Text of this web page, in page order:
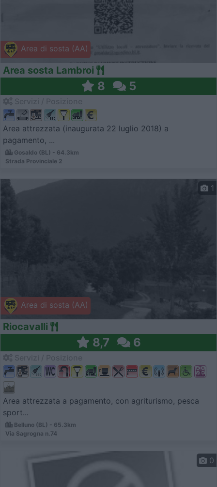
Area di sosta (AA)
Area sosta Lambroi
8 5
Area attrezzata (inaugurata 22 luglio 2018) a
pagamento, ...
Gosaldo (BL) - 64.3km
Strada Provinciale 2
Area di sosta (AA)
1
Riocavalli
8,7 6
Area attrezzata a pagamento, con agriturismo, pesca
sport...
Belluno (BL) - 65.3km
Via Sagrogna n.74
0